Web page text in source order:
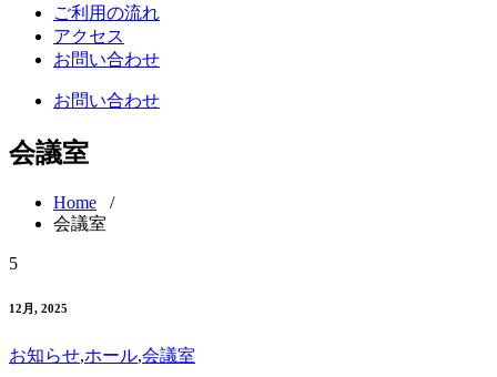
ご利用の流れ
アクセス
お問い合わせ
お問い合わせ
会議室
Home /
会議室
5
12月, 2025
お知らせ,ホール,会議室